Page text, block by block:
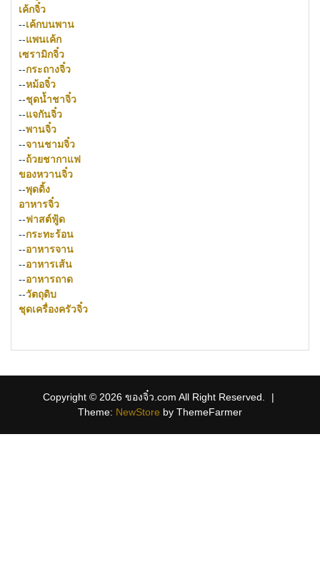
เค้กจิ๋ว
--เค้กบนพาน
--แพนเค้ก
เซรามิกจิ๋ว
--กระถางจิ๋ว
--หม้อจิ๋ว
--ชุดน้ำชาจิ๋ว
--แจกันจิ๋ว
--พานจิ๋ว
--จานชามจิ๋ว
--ถ้วยชากาแฟ
ของหวานจิ๋ว
--พุดดิ้ง
อาหารจิ๋ว
--ฟาสต์ฟู้ด
--กระทะร้อน
--อาหารจาน
--อาหารเส้น
--อาหารถาด
--วัตถุดิบ
ชุดเครื่องครัวจิ๋ว
Copyright © 2026 ของจิ๋ว.com All Right Reserved.
|
Theme: NewStore by ThemeFarmer